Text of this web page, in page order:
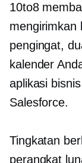
10to8
mengirimkan
pengingat,
kalender
aplikasi
Salesforce.
Tingkatan
perangkat